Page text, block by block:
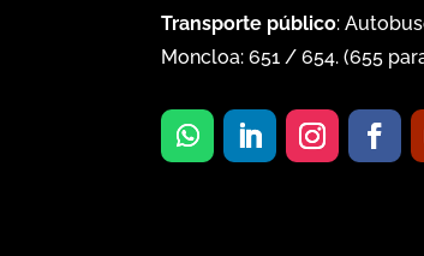
Transporte público:
Moncloa:651 /654. (655